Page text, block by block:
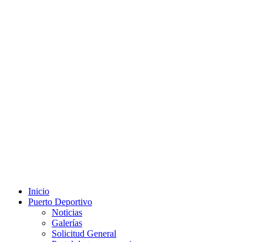
Inicio
Puerto Deportivo
Noticias
Galerías
Solicitud General